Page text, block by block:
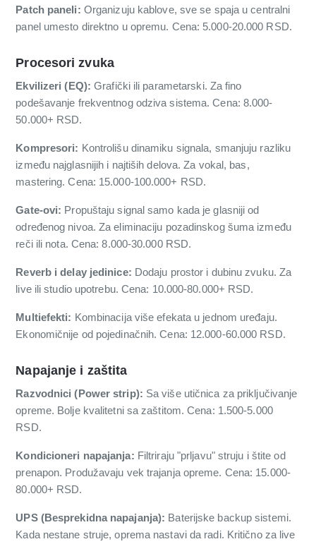
Patch paneli: Organizuju kablove, sve se spaja u centralni
panel umesto direktno u opremu. Cena: 5.000-20.000 RSD.
Procesori zvuka
Ekvilizeri (EQ): Grafički ili parametarski. Za fino
podešavanje frekventnog odziva sistema. Cena: 8.000-
50.000+ RSD.
Kompresori: Kontrolišu dinamiku signala, smanjuju razliku
između najglasni­jih i najtiših delova. Za vokal, bas,
mastering. Cena: 15.000-100.000+ RSD.
Gate-ovi: Propuštaju signal samo kada je glasniji od
određenog nivoa. Za eliminaciju pozadinskog šuma između
reči ili nota. Cena: 8.000-30.000 RSD.
Reverb i delay jedinice: Dodaju prostor i dubinu zvuku. Za
live ili studio upotrebu. Cena: 10.000-80.000+ RSD.
Multiefekti: Kombinacija više efekata u jednom uređaju.
Ekonomičnije od pojedinačnih. Cena: 12.000-60.000 RSD.
Napajanje i zaštita
Razvodnici (Power strip): Sa više utičnica za priključivanje
opreme. Bolje kvalitetni sa zaštitom. Cena: 1.500-5.000
RSD.
Kondicioneri napajanja: Filtriraju "prljavu" struju i štite od
prenapon. Produžavaju vek trajanja opreme. Cena: 15.000-
80.000+ RSD.
UPS (Besprekidna napajanja): Baterijske backup sistemi.
Kada nestane struje, oprema nastavi da radi. Kritično za live